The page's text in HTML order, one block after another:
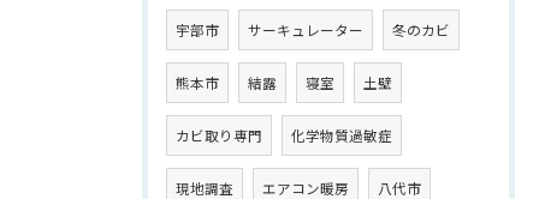
宇部市 サーキュレーター 冬のカビ
熊本市 結露 寝室 土壁
カビ取り専門 化学物質過敏症
現地調査 エアコン暖房 八代市